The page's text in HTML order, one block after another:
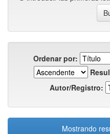
Ordenar por:
Autor/Registro:
Mostrando